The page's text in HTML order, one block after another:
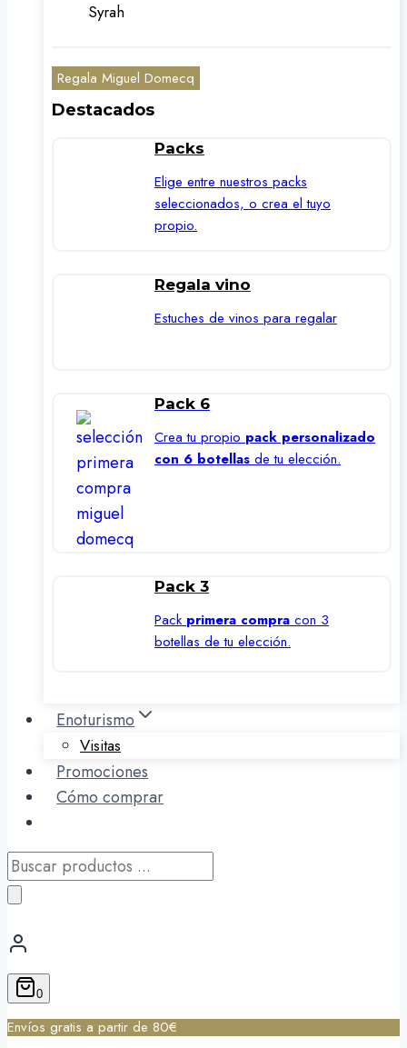
Syrah
Regala Miguel Domecq
Destacados
Packs
Elige entre nuestros packs
seleccionados, o crea el tuyo
propio.
Regala vino
Estuches de vinos para regalar
Pack 6
Crea tu propio pack personalizado
con 6 botellas de tu elección.
Pack 3
Pack primera compra con 3
botellas de tu elección.
Enoturismo
Visitas
Promociones
Cómo comprar
Búsqueda
de
0
Envíos gratis a partir de 80€